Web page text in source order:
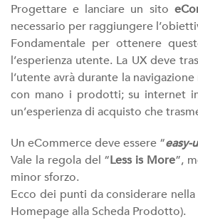
Progettare e lanciare un sito
necessario per raggiungere
Fondamentale per ottenere
l’esperienza utente. La UX deve
l’utente avrà durante la
con mano i prodotti; su internet
un’esperienza di acquisto che
Un eCommerce deve essere “easy-
Vale la regola del “Less is More”,
minor sforzo.
Ecco dei punti da considerare
Homepage alla Scheda Prodotto).